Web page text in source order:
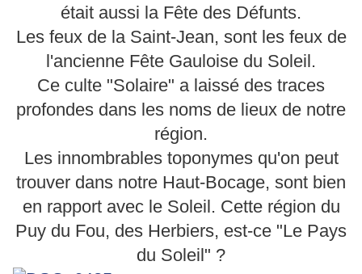
était aussi la Fête des Défunts.
Les feux de la Saint-Jean, sont les feux de
l'ancienne Fête Gauloise du Soleil.
Ce culte "Solaire" a laissé des traces
profondes dans les noms de lieux de notre
région.
Les innombrables toponymes qu'on peut
trouver dans notre Haut-Bocage, sont bien
en rapport avec le Soleil. Cette région du
Puy du Fou, des Herbiers, est-ce "Le Pays
du Soleil" ?